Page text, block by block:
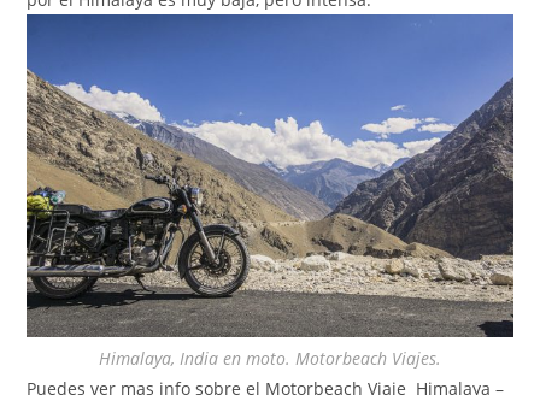
Himalaya, India en moto. Motorbeach Viajes.
Puedes ver mas info sobre el Motorbeach Viaje Himalaya –